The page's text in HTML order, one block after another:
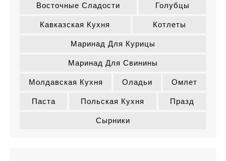
Восточные Сладости Голубцы
Кавказская Кухня Котлеты
Маринад Для Курицы
Маринад Для Свинины
Молдавская Кухня Оладьи Омлет
Паста Польская Кухня Празд
Сырники